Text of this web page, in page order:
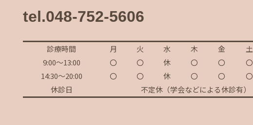
tel.048-752-5606
診療時間 月 火 水 木 金 土
9:00～13:00
〇 〇 休 〇 〇 〇
14:30～20:00
〇 〇 休 〇 〇 〇
休診日
不定休（学会などによる休診有）